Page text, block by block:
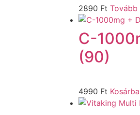
2890 Ft Tovább
C-
(90)
4990 Ft